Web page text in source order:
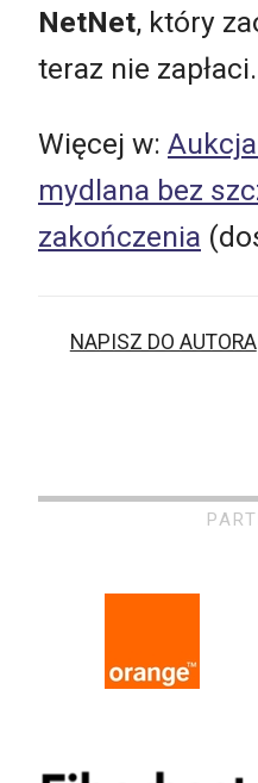
NetNet, który
teraz nie zapłaci.
Więcej w:
mydlana bez
zakończenia
NAPISZ DO AUTORA